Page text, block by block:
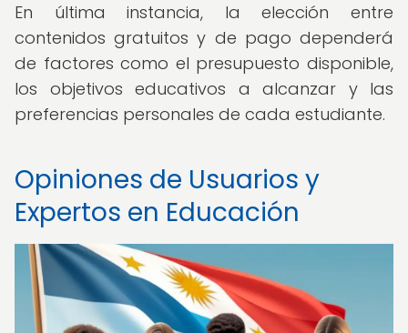
En última instancia, la elección entre
contenidos gratuitos y de pago dependerá
de factores como el presupuesto disponible,
los objetivos educativos a alcanzar y las
preferencias personales de cada estudiante.
Opiniones de Usuarios y
Expertos en Educación